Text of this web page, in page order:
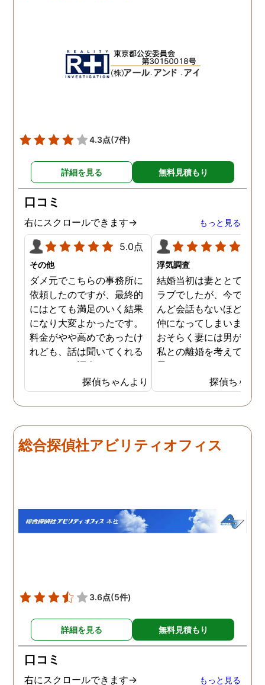
すが、自分ごとの様に考え
てくださったので、〇〇さ
んには、どんだけ救われた
きた時は一番に相談させ
いただきます 本当に、
がとうございました
4.3点(7件)
詳細を見る 無料見積もり
口コミ
右にスクロールできます→ もっと見る
5.0点
その他
ダメ元でこちらの事務所に
依頼したのですが、最終的
にはとても満足のいく結果
になり大変よかったです。
料金がやや高めであったけ
れども、話は聞いてくれる
しきちんと調査してくれる
しで非常に満足していま
す。調査が終わった後もし
っかりとサポートしていた
になりました。さすが調査
のプロフェッショナルだと
探偵ちゃんより
浮気調査
結婚当初は妻ととてもラ
ラブでしたが、今ではほ
んど会話もないほど険悪
仲になってしまいました
おそらく妻には男がおり
私との離婚を考えている
思います。そこでどうせ
婚をするのならと思い、
の不倫の証拠を押さえて
から離婚を提案すること
みの日に妻は外出するこ
が多く、探偵にもその旨
入り、妻が男とラブホテ
に入って行った瞬間を押
えたとのことでした。あ
探偵ちゃん
総合探偵社アビリティオフィス
3.6点(5件)
詳細を見る 無料見積もり
口コミ
右にスクロールできます→ もっと見る